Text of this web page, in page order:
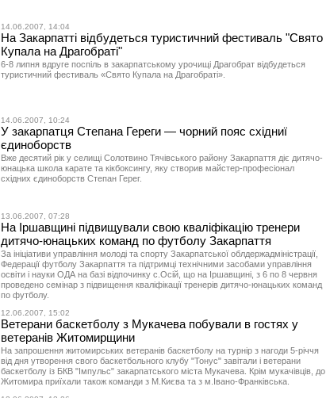
14.06.2007, 14:04
На Закарпатті відбудеться туристичний фестиваль "Свято
Купала на Драгобраті"
6-8 липня вдруге поспіль в закарпатському урочищі Драгобрат відбудеться
туристичний фестиваль «Свято Купала на Драгобраті».
14.06.2007, 10:24
У закарпатця Степана Гереги — чорний пояс східниї
єдиноборств
Вже десятий рік у селищі Солотвино Тячівського району Закарпаття діє дитячо-
юнацька школа карате та кікбоксингу, яку створив майстер-професіонал
східних єдиноборств Степан Герег.
13.06.2007, 07:28
На Іршавщині підвищували свою кваліфікацію тренери
дитячо-юнацьких команд по футболу Закарпаття
За ініціативи управління молоді та спорту Закарпатської облдержадміністрації,
Федерації футболу Закарпаття та підтримці технічними засобами управління
освіти і науки ОДА на базі відпочинку с.Осій, що на Іршавщині, з 6 по 8 червня
проведено семінар з підвищення кваліфікації тренерів дитячо-юнацьких команд
по футболу.
12.06.2007, 15:02
Ветерани баскетболу з Мукачева побували в гостях у
ветеранів Житомирщини
На запрошення житомирських ветеранів баскетболу на турнір з нагоди 5-річчя
від дня утворення свого баскетбольного клубу "Тонус" завітали і ветерани
баскетболу із БКВ "Імпульс" закарпатського міста Мукачева. Крім мукачівців, до
Житомира приїхали також команди з М.Києва та з м.Івано-Франківська.